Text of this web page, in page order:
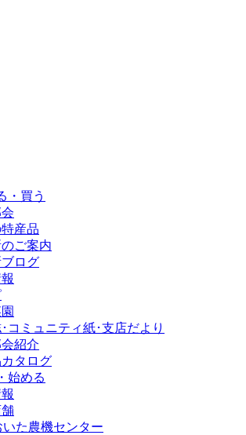
・買う
産品
ご案内
ログ
コミュニティ紙･支店だより
紹介
タログ
始める
いた農機センター